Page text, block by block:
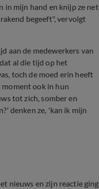
in mijn hand en knijp ze net
begeeft", vervolgt
aan de medewerkers van
al die tijd op het
toch de moed erin heeft
moment ook in hun
tot zich, somber en
denken ze, 'kan ik mijn
nieuws en zijn reactie ging